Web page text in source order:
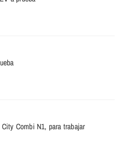
Combi N1, para trabajar